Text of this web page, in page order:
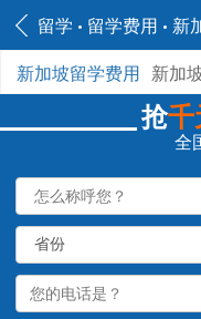
留学 留学费用 新
新加坡留学费用 新加
抢
全